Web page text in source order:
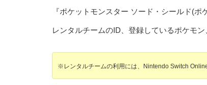
『ポケットモンスター ソード・シールド(
レンタルチームのID、登録しているポケモ
※レンタルチームの利用には、Nintendo Switch